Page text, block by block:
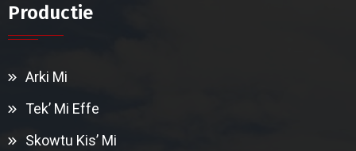
Productie
Arki Mi
Tek’ Mi Effe
Skowtu Kis’ Mi